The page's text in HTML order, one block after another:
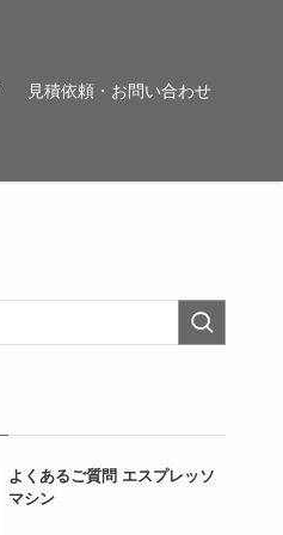
見積依頼・お問い合わせ
よくあるご質問 エスプレッソ
マシン